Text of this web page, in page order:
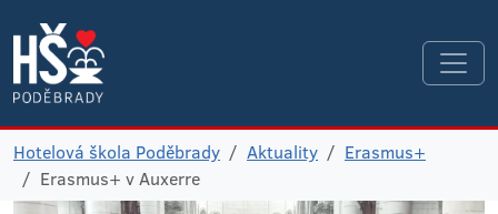
Hotelová škola Poděbrady Aktuality
Erasmus+
Erasmus+ v Auxerre